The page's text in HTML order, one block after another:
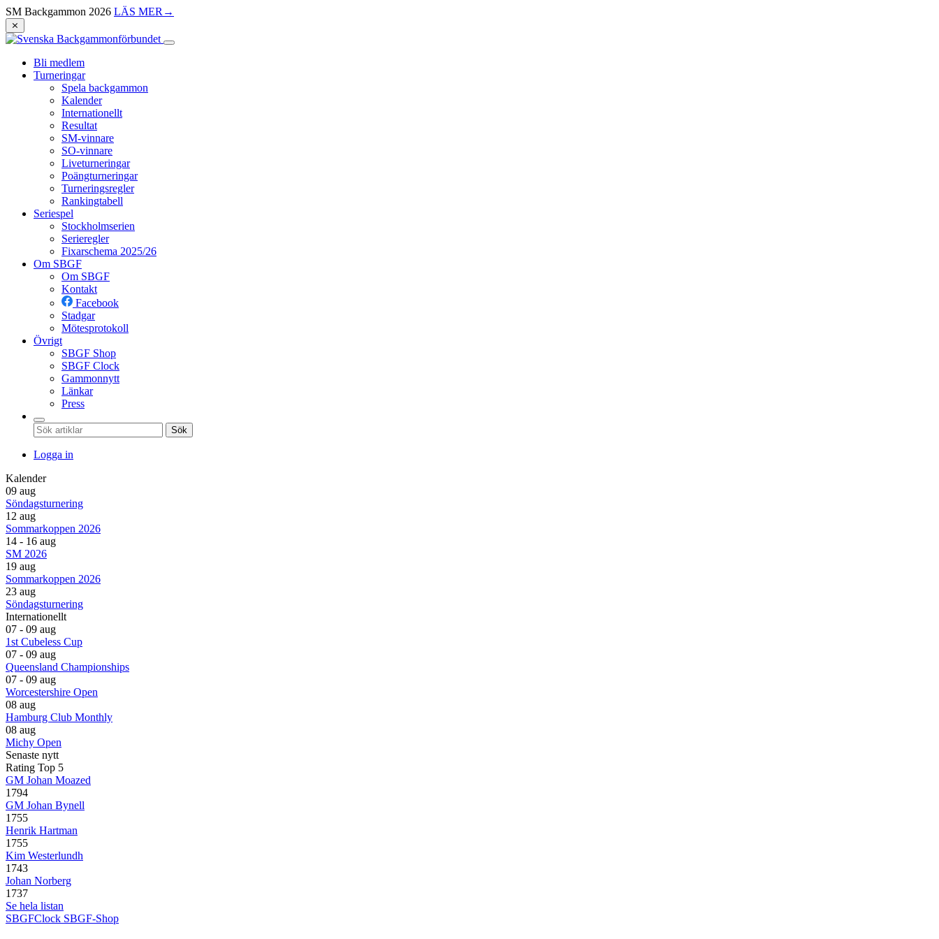
SM Backgammon 2026 LÄS MER →
⨯
Bli medlem
Turneringar
Spela backgammon
Kalender
Internationellt
Resultat
SM-vinnare
SO-vinnare
Liveturneringar
Poängturneringar
Turneringsregler
Rankingtabell
Seriespel
Stockholmserien
Serieregler
Fixarschema 2025/26
Om SBGF
Om SBGF
Kontakt
Facebook
Stadgar
Mötesprotokoll
Övrigt
SBGF Shop
SBGF Clock
Gammonnytt
Länkar
Press
Sök
Logga in
Kalender
09 aug
Söndagsturnering
12 aug
Sommarkoppen 2026
14 - 16 aug
SM 2026
19 aug
Sommarkoppen 2026
23 aug
Söndagsturnering
Internationellt
07 - 09 aug
1st Cubeless Cup
07 - 09 aug
Queensland Championships
07 - 09 aug
Worcestershire Open
08 aug
Hamburg Club Monthly
08 aug
Michy Open
Senaste nytt
Rating Top 5
GM Johan Moazed
1794
GM Johan Bynell
1755
Henrik Hartman
1755
Kim Westerlundh
1743
Johan Norberg
1737
Se hela listan
SBGFClock SBGF-Shop